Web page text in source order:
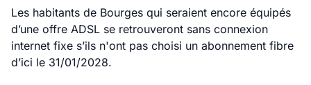
Les habitants de Bourges qui seraient encore équipés
d’une offre ADSL se retrouveront sans connexion
internet fixe s’ils n'ont pas choisi un abonnement fibre
d’ici le 31/01/2028.